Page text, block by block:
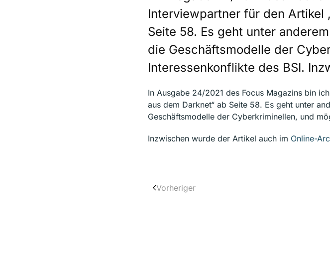
Interviewpartner für den Artikel
Seite 58. Es geht unter
die Geschäftsmodelle der
Interessenkonflikte des BSI.
In Ausgabe 24/2021 des Focus Magazins bin
aus dem Darknet“ ab Seite 58. Es geht unter
Geschäftsmodelle der Cyberkriminellen, und
Inzwischen wurde der Artikel auch im Online-
Vorheriger